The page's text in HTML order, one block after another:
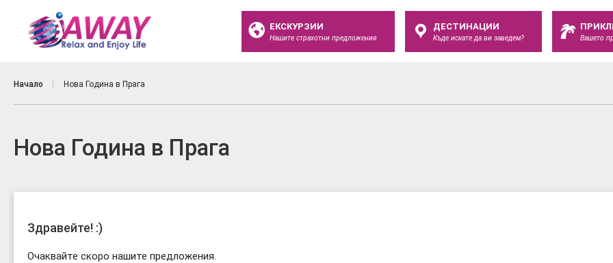
ЕКСКУРЗИИ
Нашите страхотни предложения
ДЕСТИНАЦИИ
Къде искате да ви заведем? Вашето
Начало Нова Година в Прага
Нова Година в Прага
Здравейте! :)
Очаквайте скоро нашите предложения.